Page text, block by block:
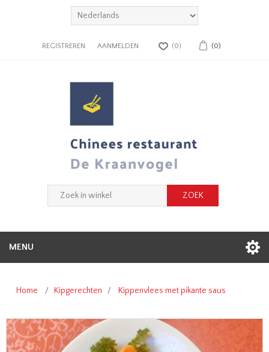
REGISTREREN AANMELDEN (0) (0)
MENU
Home / Kipgerechten / Kippenvlees met pikante saus